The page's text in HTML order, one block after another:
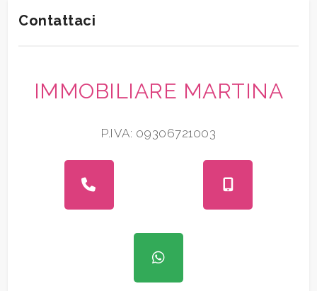
Contattaci
IMMOBILIARE MARTINA
P.IVA: 09306721003